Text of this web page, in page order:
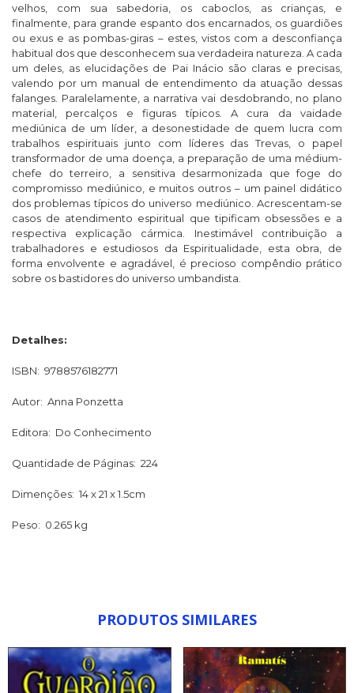
velhos, com sua sabedoria, os caboclos, as crianças, e
finalmente, para grande espanto dos encarnados, os guardiões
ou exus e as pombas-giras – estes, vistos com a desconfiança
habitual dos que desconhecem sua verdadeira natureza. A cada
um deles, as elucidações de Pai Inácio são claras e precisas,
valendo por um manual de entendimento da atuação dessas
falanges. Paralelamente, a narrativa vai desdobrando, no plano
material, percalços e figuras típicos. A cura da vaidade
mediúnica de um líder, a desonestidade de quem lucra com
trabalhos espirituais junto com líderes das Trevas, o papel
transformador de uma doença, a preparação de uma médium-
chefe do terreiro, a sensitiva desarmonizada que foge do
compromisso mediúnico, e muitos outros – um painel didático
dos problemas típicos do universo mediúnico. Acrescentam-se
casos de atendimento espiritual que tipificam obsessões e a
respectiva explicação cármica. Inestimável contribuição a
trabalhadores e estudiosos da Espiritualidade, esta obra, de
forma envolvente e agradável, é precioso compêndio prático
sobre os bastidores do universo umbandista.
Detalhes:
ISBN: 9788576182771
Autor: Anna Ponzetta
Editora: Do Conhecimento
Quantidade de Páginas: 224
Dimenções: 14 x 21 x 1.5cm
Peso: 0.265 kg
PRODUTOS SIMILARES